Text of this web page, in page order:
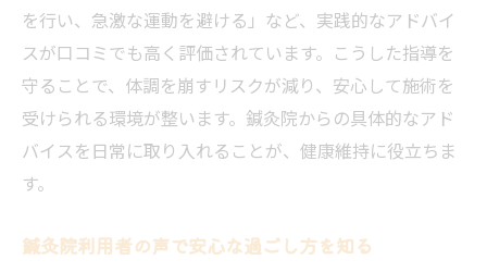
を行い、急激な運動を避ける」など、実践的なアドバイ
スが口コミでも高く評価されています。こうした指導を
守ることで、体調を崩すリスクが減り、安心して施術を
受けられる環境が整います。鍼灸院からの具体的なアド
バイスを日常に取り入れることが、健康維持に役立ちま
す。
鍼灸院利用者の声で安心な過ごし方を知る